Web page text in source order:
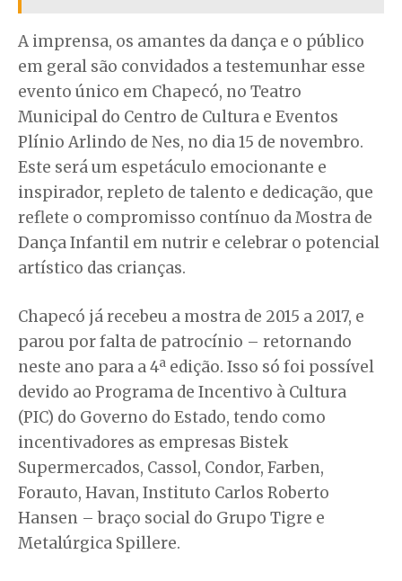
A imprensa, os amantes da dança e o público
em geral são convidados a testemunhar esse
evento único em Chapecó, no Teatro
Municipal do Centro de Cultura e Eventos
Plínio Arlindo de Nes, no dia 15 de novembro.
Este será um espetáculo emocionante e
inspirador, repleto de talento e dedicação, que
reflete o compromisso contínuo da Mostra de
Dança Infantil em nutrir e celebrar o potencial
artístico das crianças.
Chapecó já recebeu a mostra de 2015 a 2017, e
parou por falta de patrocínio – retornando
neste ano para a 4ª edição. Isso só foi possível
devido ao Programa de Incentivo à Cultura
(PIC) do Governo do Estado, tendo como
incentivadores as empresas Bistek
Supermercados, Cassol, Condor, Farben,
Forauto, Havan, Instituto Carlos Roberto
Hansen – braço social do Grupo Tigre e
Metalúrgica Spillere.